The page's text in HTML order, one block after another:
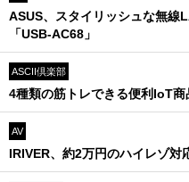
ASUS、スタイリッシュな無線
「USB-AC68」
ASCII倶楽部
4種類の筋トレできる便利IoT商
AV
IRIVER、約2万円のハイレゾ対